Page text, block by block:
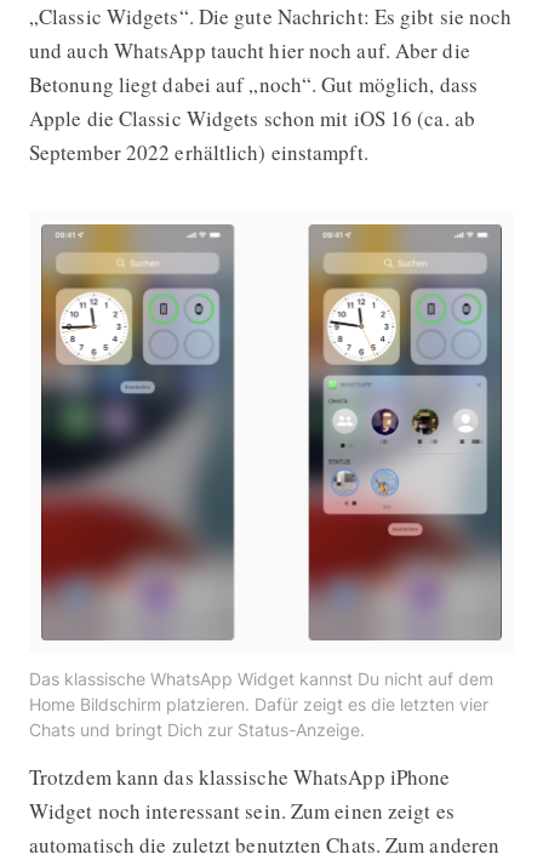
„Classic Widgets“. Die gute Nachricht: Es gibt sie noch
und auch WhatsApp taucht hier noch auf. Aber die
Betonung liegt dabei auf „noch“. Gut möglich, dass
Apple die Classic Widgets schon mit iOS 16 (ca. ab
September 2022 erhältlich) einstampft.
Das klassische WhatsApp Widget kannst Du nicht auf dem
Home Bildschirm platzieren. Dafür zeigt es die letzten vier
Chats und bringt Dich zur Status-Anzeige.
Trotzdem kann das klassische WhatsApp iPhone
Widget noch interessant sein. Zum einen zeigt es
automatisch die zuletzt benutzten Chats. Zum anderen